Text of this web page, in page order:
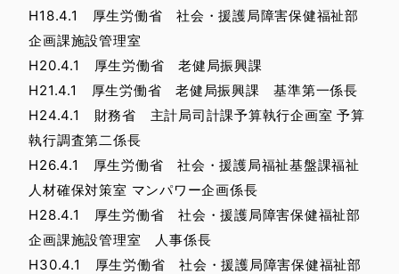
H18.4.1 厚生労働省 社会・援護局障害保健福祉部
企画課施設管理室
H20.4.1 厚生労働省 老健局振興課
H21.4.1 厚生労働省 老健局振興課 基準第一係長
H24.4.1 財務省 主計局司計課予算執行企画室 予算
執行調査第二係長
H26.4.1 厚生労働省 社会・援護局福祉基盤課福祉
人材確保対策室 マンパワー企画係長
H28.4.1 厚生労働省 社会・援護局障害保健福祉部
企画課施設管理室 人事係長
H30.4.1 厚生労働省 社会・援護局障害保健福祉部